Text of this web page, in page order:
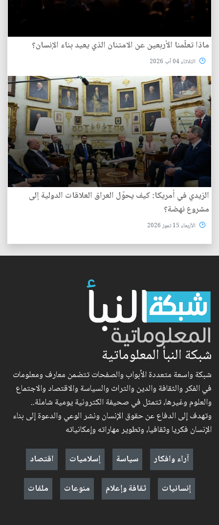
ماذا تعلّمنا الأربعين عن الامتنان الذي يعيد بناء الإنسان؟
الثلاثاء 04 آب 2026
الزيدي في أمريكا: كيف يحوّل العراق العلاقات الدولية إلى
مشروع نهضة؟
الأربعاء 15 تموز 2026
شبكة النبأ المعلوماتية
شبكة واسعة متعددة الأبواب والصفحات تتضمن معارف ومعلومات
في الفكر والثقافة والدين والتراث والسياسة والاقتصاد والاجتماع
والعلوم وغيرها، تتمثل في صحيفة الكترونية يومية شاملة..
وتهدف إلى الدفاع عن حقوق الإنسان ونشر الوعي والدعوة إلى بناء
الإنسان فكريا وثقافيا، وتطوير مهاراته وإمكانياته
آراء وافكار
سياسة إسلاميات
اقتصاد
إنسانيات
ثقافة وإعلام منوعات ملفات